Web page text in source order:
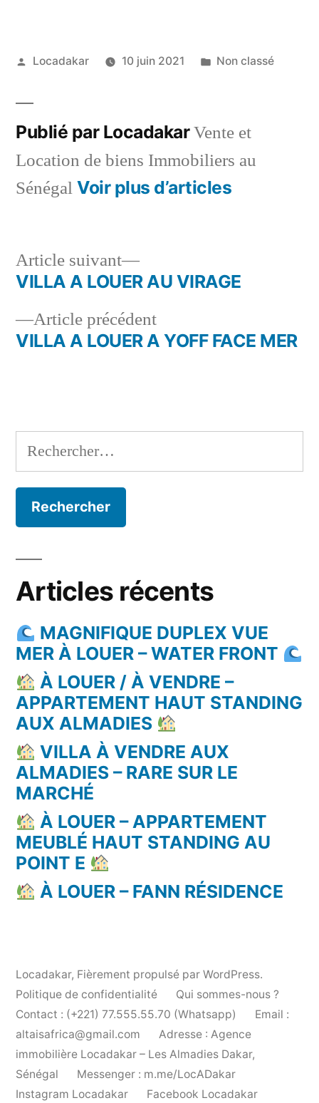
Publié
Locadakar 10 juin 2021
Publié
Non classé
Publié par LocadakarVente et
Location de biens Immobiliers au
Sénégal Voir plus d’articles
Navigation
deArticle précédentArticle
précédent :
VILLA A LOUER A YOFF FACE MER
Article suivant
Article
suivant :
VILLA A LOUER AU VIRAGE
Rechercher :
Articles récents
MAGNIFIQUE DUPLEX VUE
MER À LOUER – WATER FRONT
À LOUER / À VENDRE –
APPARTEMENT HAUT STANDING
AUX ALMADIES
VILLA À VENDRE AUX
ALMADIES – RARE SUR LE
MARCHÉ
À LOUER – APPARTEMENT
MEUBLÉ HAUT STANDING AU
POINT E
À LOUER – FANN RÉSIDENCE
Locadakar, Fièrement propulsé par WordPress.
Politique de confidentialité
Qui sommes-nous ?
Contact : (+221) 77.555.55.70 (Whatsapp)
Email :
altaisafrica@gmail.com
Adresse : Agence
immobilière Locadakar – Les Almadies Dakar,
Sénégal
Messenger : m.me/LocADakar
Instagram Locadakar
Facebook Locadakar